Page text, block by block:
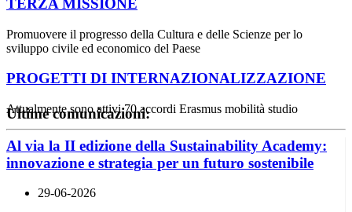
TERZA MISSIONE
Promuovere il progresso della Cultura e delle Scienze per lo
sviluppo civile ed economico del Paese
PROGETTI DI INTERNAZIONALIZZAZIONE
Attualmente sono attivi 70 accordi Erasmus mobilità studio
Ultime comunicazioni:
Al via la II edizione della Sustainability Academy:
innovazione e strategia per un futuro sostenibile
29-06-2026